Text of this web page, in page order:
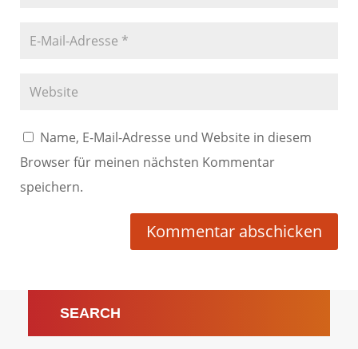
Name, E-Mail-Adresse und Website in diesem
Browser für meinen nächsten Kommentar
speichern.
Kommentar abschicken
SEARCH